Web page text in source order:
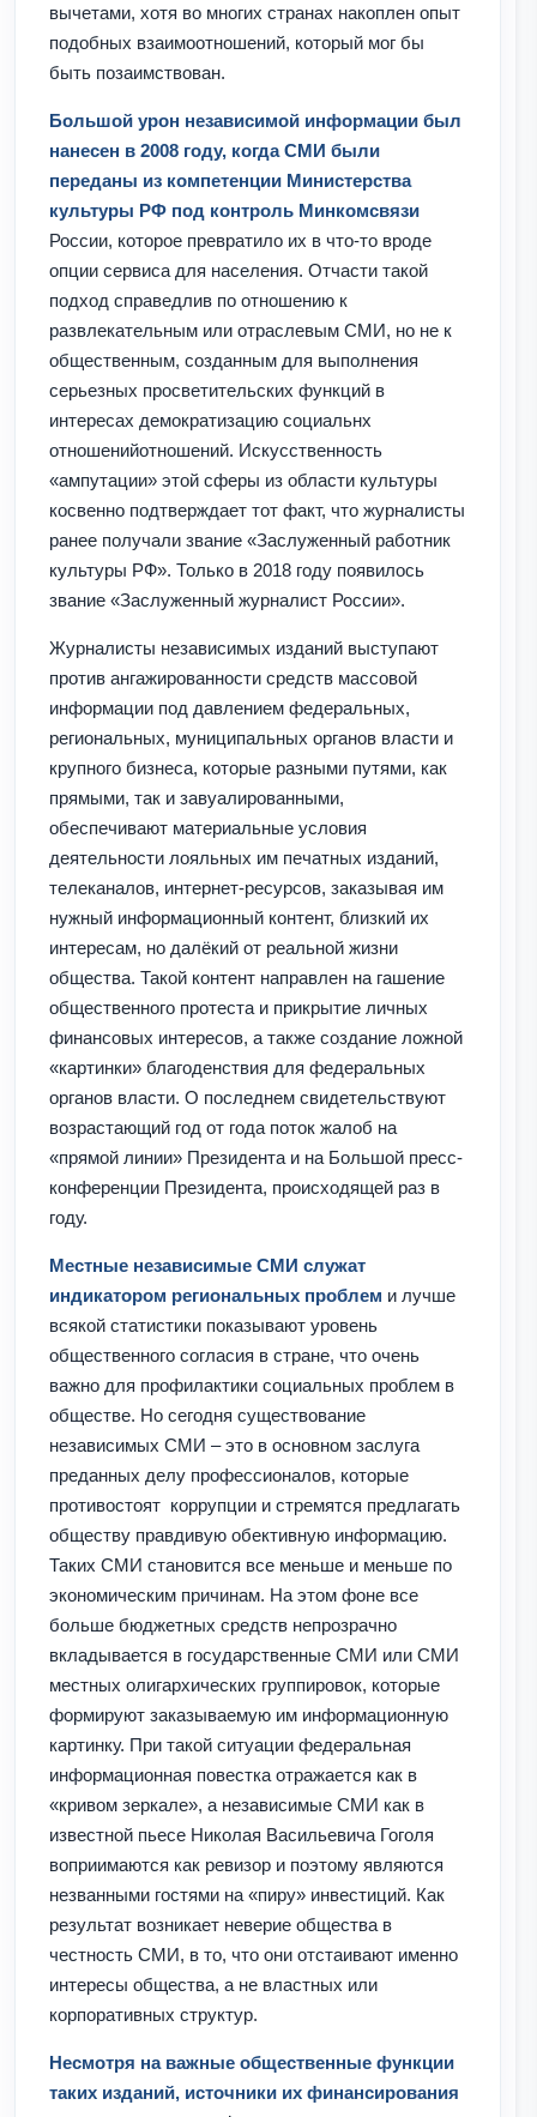
вычетами, хотя во многих странах накоплен опыт
подобных взаимоотношений, который мог бы
быть позаимствован.
Большой урон независимой информации был
нанесен в 2008 году, когда СМИ были
переданы из компетенции Министерства
культуры РФ под контроль Минкомсвязи
России, которое превратило их в что-то вроде
опции сервиса для населения. Отчасти такой
подход справедлив по отношению к
развлекательным или отраслевым СМИ, но не к
общественным, созданным для выполнения
серьезных просветительских функций в
интересах демократизацию социальнх
отношенийотношений. Искусственность
«ампутации» этой сферы из области культуры
косвенно подтверждает тот факт, что журналисты
ранее получали звание «Заслуженный работник
культуры РФ». Только в 2018 году появилось
звание «Заслуженный журналист России».
Журналисты независимых изданий выступают
против ангажированности средств массовой
информации под давлением федеральных,
региональных, муниципальных органов власти и
крупного бизнеса, которые разными путями, как
прямыми, так и завуалированными,
обеспечивают материальные условия
деятельности лояльных им печатных изданий,
телеканалов, интернет-ресурсов, заказывая им
нужный информационный контент, близкий их
интересам, но далёкий от реальной жизни
общества. Такой контент направлен на гашение
общественного протеста и прикрытие личных
финансовых интересов, а также создание ложной
«картинки» благоденствия для федеральных
органов власти. О последнем свидетельствуют
возрастающий год от года поток жалоб на
«прямой линии» Президента и на Большой пресс-
конференции Президента, происходящей раз в
году.
Местные независимые СМИ служат
индикатором региональных проблем и лучше
всякой статистики показывают уровень
общественного согласия в стране, что очень
важно для профилактики социальных проблем в
обществе. Но сегодня существование
независимых СМИ – это в основном заслуга
преданных делу профессионалов, которые
противостоят коррупции и стремятся предлагать
обществу правдивую обективную информацию.
Таких СМИ становится все меньше и меньше по
экономическим причинам. На этом фоне все
больше бюджетных средств непрозрачно
вкладывается в государственные СМИ или СМИ
местных олигархических группировок, которые
формируют заказываемую им информационную
картинку. При такой ситуации федеральная
информационная повестка отражается как в
«кривом зеркале», а независимые СМИ как в
известной пьесе Николая Васильевича Гоголя
воприимаются как ревизор и поэтому являются
незванными гостями на «пиру» инвестиций. Как
результат возникает неверие общества в
честность СМИ, в то, что они отстаивают именно
интересы общества, а не властных или
корпоративных структур.
Несмотря на важные общественные функции
таких изданий, источники их финансирования